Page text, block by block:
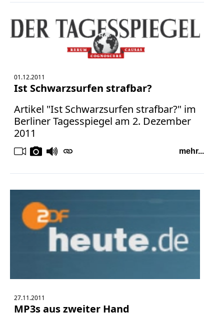
01.12.2011
Ist Schwarzsurfen strafbar?
Artikel "Ist Schwarzsurfen strafbar?" im
Berliner Tagesspiegel am 2. Dezember
2011
mehr...
27.11.2011
MP3s aus zweiter Hand